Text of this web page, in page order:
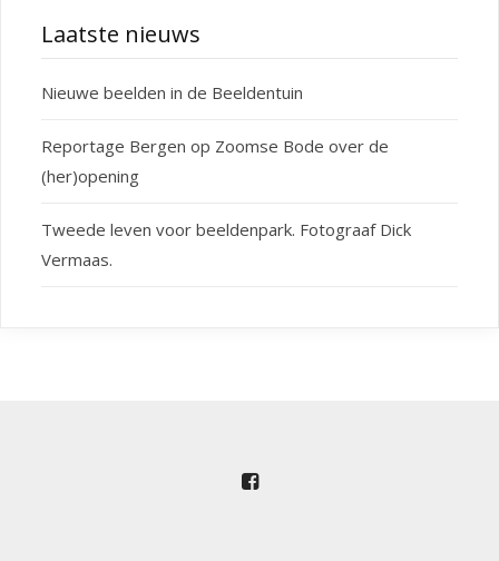
Laatste nieuws
Nieuwe beelden in de Beeldentuin
Reportage Bergen op Zoomse Bode over de
(her)opening
Tweede leven voor beeldenpark. Fotograaf Dick
Vermaas.